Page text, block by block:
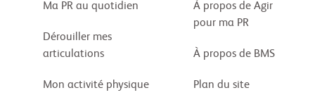
Ma PR au quotidien
Dérouiller mes
articulations
Mon activité physique
À propos de Agir
pour ma PR
À propos de BMS
Plan du site